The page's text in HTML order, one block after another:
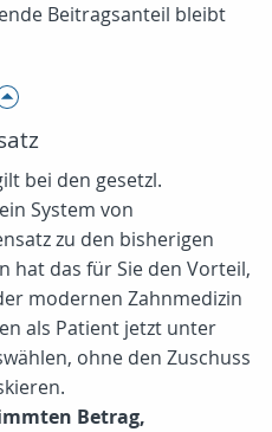
Beitragsanteil bleibt
bei den gesetzl.
System von
zu den bisherigen
hat das für Sie den Vorteil,
modernen Zahnmedizin
als Patient jetzt unter
ohne den Zuschuss
Betrag,